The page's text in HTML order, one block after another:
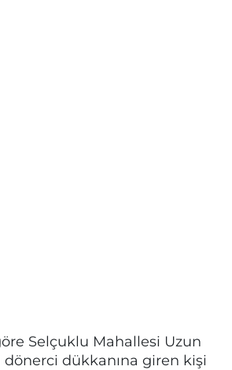
Selçuklu Mahallesi Uzun
dönerci dükkanına giren kişi